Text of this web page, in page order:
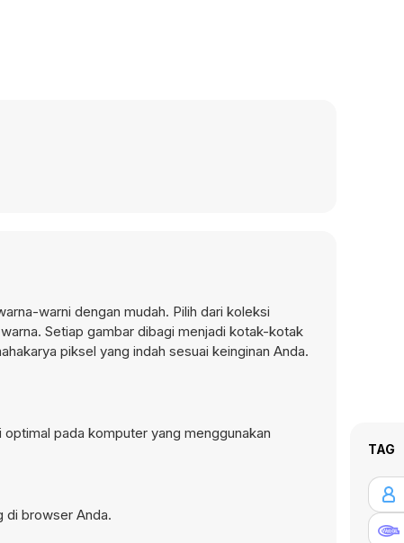
warni dengan mudah. Pilih dari koleksi
Setiap gambar dibagi menjadi kotak-kotak
piksel yang indah sesuai keinginan Anda.
pada komputer yang menggunakan
di browser Anda.
TAG